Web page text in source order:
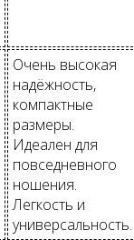
Очень высокая
надёжность,
компактные
размеры.
Идеален для
повседневного
ношения.
Легкость и
универсальность.